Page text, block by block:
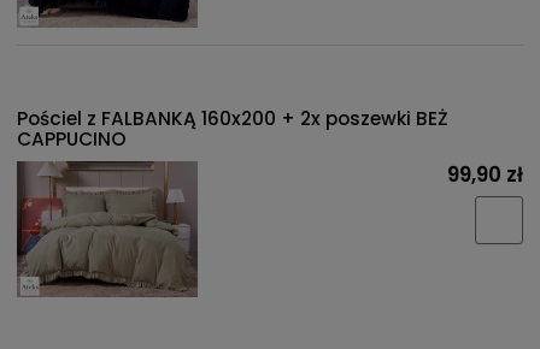
Pościel z FALBANKĄ 160x200 + 2x poszewki BEŻ
CAPPUCINO
99,90 zł